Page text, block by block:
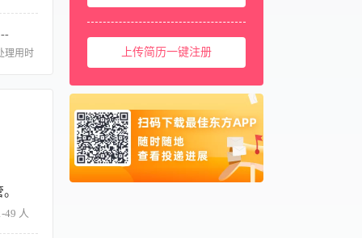
--
理用时
49 人
上传简历一键注册
西班牙
0034
泰国
0066
柬埔寨
00855
00971